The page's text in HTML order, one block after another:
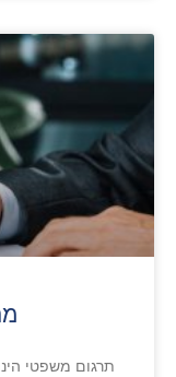
תרגום משפטי